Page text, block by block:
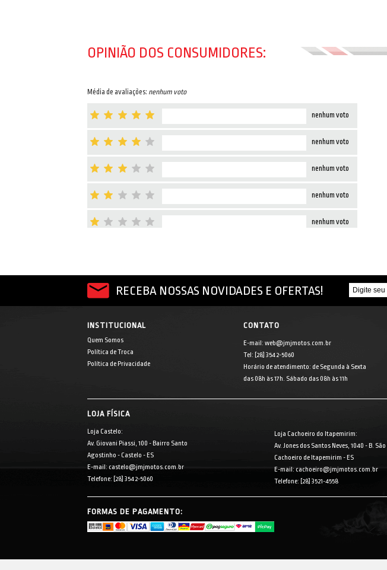
OPINIÃO DOS CONSUMIDORES:
Média de avaliações: nenhum voto
nenhum voto
nenhum voto
nenhum voto
nenhum voto
nenhum voto
RECEBA NOSSAS NOVIDADES E OFERTAS!
INSTITUCIONAL
Quem Somos
Política de Troca
Política de Privacidade
CONTATO
E-mail: web@jmjmotos.com.br
Tel: [28] 3542-5060
Horário de atendimento: de Segunda à Sexta
das 08h às 17h. Sábado das 08h às 11h
LOJA FÍSICA
Loja Castelo:
Av. Giovani Piassi, 100 - Bairro Santo
Agostinho - Castelo - ES
E-mail: castelo@jmjmotos.com.br
Telefone: [28] 3542-5060
Loja Cachoeiro do Itapemirim:
Av. Jones dos Santos Neves, 1040 - B.
Cachoeiro de Itapemirim - ES
E-mail: cachoeiro@jmjmotos.com.br
Telefone: [28] 3521-4558
FORMAS DE PAGAMENTO: